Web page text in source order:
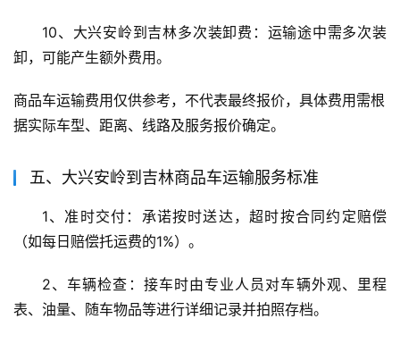
10、大兴安岭到吉林多次装卸费：运输途中需多次装
卸，可能产生额外费用。
商品车运输费用仅供参考，不代表最终报价，具体费用需根
据实际车型、距离、线路及服务报价确定。
五、大兴安岭到吉林商品车运输服务标准
1、准时交付：承诺按时送达，超时按合同约定赔偿
（如每日赔偿托运费的1%）。
2、车辆检查：接车时由专业人员对车辆外观、里程
表、油量、随车物品等进行详细记录并拍照存档。